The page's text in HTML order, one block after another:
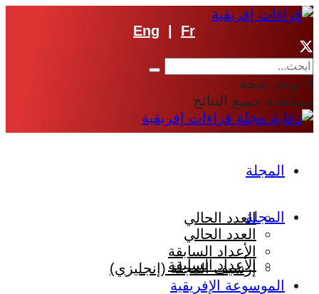
Eng Fr
لا توجد نتيجة
مشاهدة جميع النتائج
المجلة
العدد الحالي
الأعداد السابقة
المجلة
العدد الحالي
الأعداد السابقة
إرشيف المجلة (إنجليزي)
الموسوعة الإفريقية